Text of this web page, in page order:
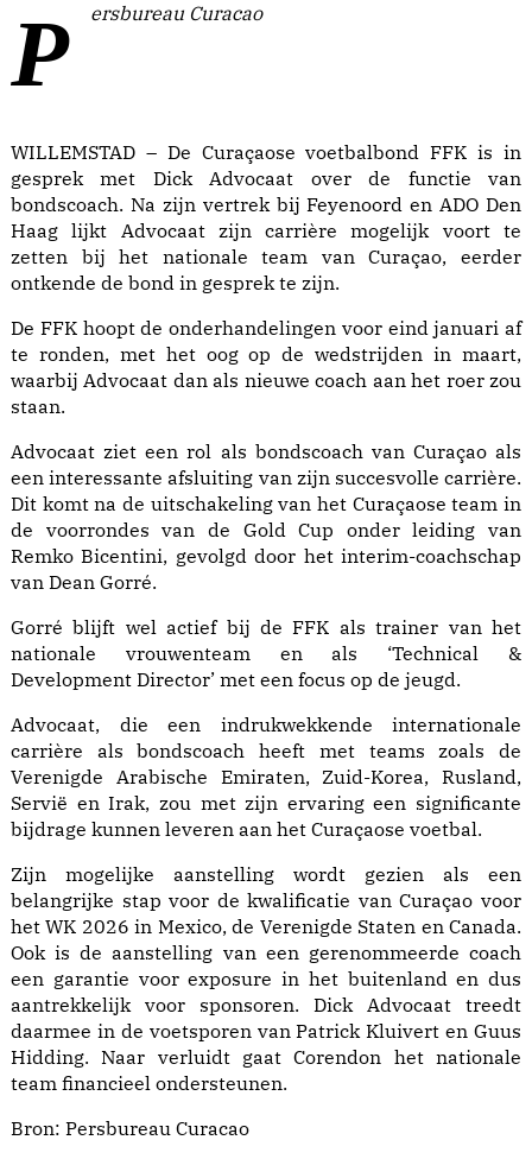
Persbureau Curacao
WILLEMSTAD – De Curaçaose voetbalbond FFK is in
gesprek met Dick Advocaat over de functie van
bondscoach. Na zijn vertrek bij Feyenoord en ADO Den
Haag lijkt Advocaat zijn carrière mogelijk voort te
zetten bij het nationale team van Curaçao, eerder
ontkende de bond in gesprek te zijn.
De FFK hoopt de onderhandelingen voor eind januari af
te ronden, met het oog op de wedstrijden in maart,
waarbij Advocaat dan als nieuwe coach aan het roer zou
staan.
Advocaat ziet een rol als bondscoach van Curaçao als
een interessante afsluiting van zijn succesvolle carrière.
Dit komt na de uitschakeling van het Curaçaose team in
de voorrondes van de Gold Cup onder leiding van
Remko Bicentini, gevolgd door het interim-coachschap
van Dean Gorré.
Gorré blijft wel actief bij de FFK als trainer van het
nationale vrouwenteam en als ‘Technical &
Development Director’ met een focus op de jeugd.
Advocaat, die een indrukwekkende internationale
carrière als bondscoach heeft met teams zoals de
Verenigde Arabische Emiraten, Zuid-Korea, Rusland,
Servië en Irak, zou met zijn ervaring een significante
bijdrage kunnen leveren aan het Curaçaose voetbal.
Zijn mogelijke aanstelling wordt gezien als een
belangrijke stap voor de kwalificatie van Curaçao voor
het WK 2026 in Mexico, de Verenigde Staten en Canada.
Ook is de aanstelling van een gerenommeerde coach
een garantie voor exposure in het buitenland en dus
aantrekkelijk voor sponsoren. Dick Advocaat treedt
daarmee in de voetsporen van Patrick Kluivert en Guus
Hidding. Naar verluidt gaat Corendon het nationale
team financieel ondersteunen.
Bron: Persbureau Curacao